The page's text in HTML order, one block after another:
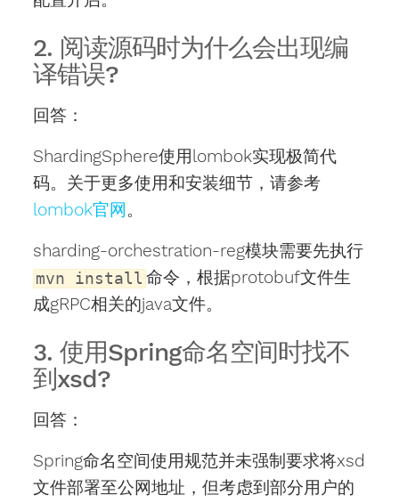
2. 阅读源码时为什么会出现编
译错误?
回答：
ShardingSphere使用lombok实现极简代
码。关于更多使用和安装细节，请参考
lombok官网。
sharding-orchestration-reg模块需要先执行
mvn install 命令，根据protobuf文件生
成gRPC相关的java文件。
3. 使用Spring命名空间时找不
到xsd?
回答：
Spring命名空间使用规范并未强制要求将xsd
文件部署至公网地址，但考虑到部分用户的